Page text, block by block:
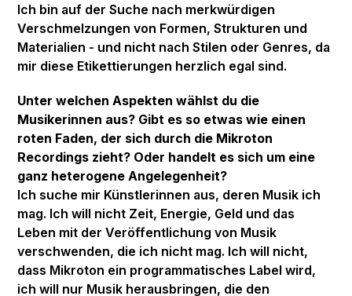
Ich bin auf der Suche nach merkwürdigen
Verschmelzungen von Formen, Strukturen und
Materialien - und nicht nach Stilen oder Genres, da
mir diese Etikettierungen herzlich egal sind.
Unter welchen Aspekten wählst du die
Musikerinnen aus? Gibt es so etwas wie einen
roten Faden, der sich durch die Mikroton
Recordings zieht? Oder handelt es sich um eine
ganz heterogene Angelegenheit?
Ich suche mir Künstlerinnen aus, deren Musik ich
mag. Ich will nicht Zeit, Energie, Geld und das
Leben mit der Veröffentlichung von Musik
verschwenden, die ich nicht mag. Ich will nicht,
dass Mikroton ein programmatisches Label wird,
ich will nur Musik herausbringen, die den